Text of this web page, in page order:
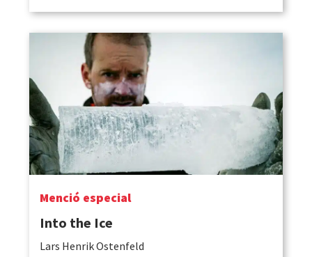
Menció especial
Into the Ice
Lars Henrik Ostenfeld